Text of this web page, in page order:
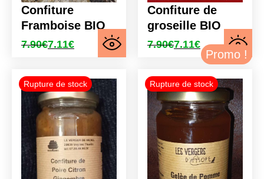
Confiture
Framboise BIO
7.90€
Le
initial
était :
7.90€.
7.11€
Le
actuel
est :
7.11€.
Confiture de
groseille BIO
7.90€
Le
initial
était :
7.90€.
7.11€
Le
actuel
est :
7.11€.
Promo !